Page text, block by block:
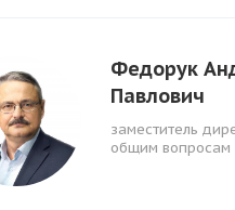
Федорук
Павлович
заместитель
общим вопросам